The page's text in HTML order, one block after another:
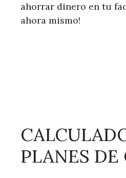
ahorrar dinero en tu
ahora mismo!
PLANES DE